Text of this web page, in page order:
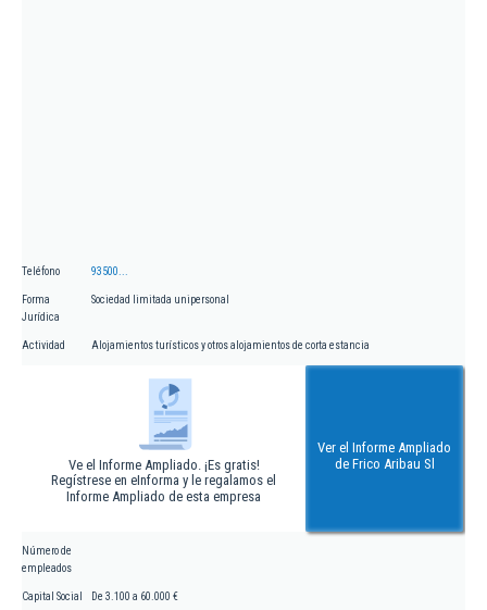
Teléfono 93500...
Forma
Jurídica
Sociedad limitada unipersonal
Actividad Alojamientos turísticos y otros alojamientos de corta estancia
Ve el Informe Ampliado. ¡Es gratis!
Regístrese en eInforma y le regalamos el
Informe Ampliado de esta empresa
Ver el Informe Ampliado
de Frico Aribau Sl
Número de
empleados
Capital Social De 3.100 a 60.000 €